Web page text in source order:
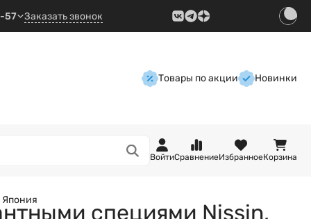
57 Заказать звонок
Товары по акции Новинки
ВойтиСравнениеИзбранноеКорзина
Япония
специями Nissin,